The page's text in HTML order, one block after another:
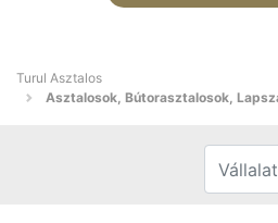
Turul Asztalos
Asztalosok, Bútorasztalosok,